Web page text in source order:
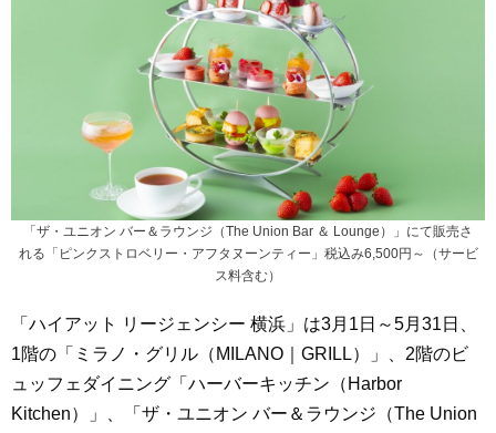
「ザ・ユニオン バー＆ラウンジ（The Union Bar ＆ Lounge）」にて販売さ
れる「ピンクストロベリー・アフタヌーンティー」税込み6,500円～（サービ
ス料含む）
「ハイアット リージェンシー 横浜」は3月1日～5月31日、
1階の「ミラノ・グリル（MILANO｜GRILL）」、2階のビ
ュッフェダイニング「ハーバーキッチン（Harbor
Kitchen）」、「ザ・ユニオン バー＆ラウンジ（The Union